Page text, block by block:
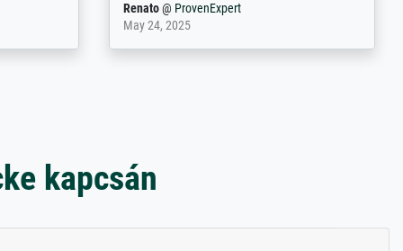
Anonym@ProvenExpert
December 4, 2025
kapcsán